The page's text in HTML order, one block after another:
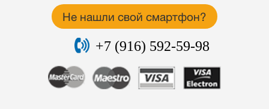
Не нашли свой смартфон?
+7 (916) 592-59-98